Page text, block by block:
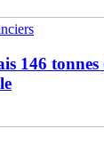
146